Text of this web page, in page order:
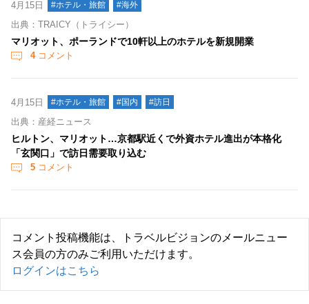
4月15日 #ホテル・旅館 #海外
出典：TRAICY（トライシー）
マリオット、ポーランドで10軒以上のホテルを新規開業
4コメント
4月15日 #ホテル・旅館 #国内 #訪日
出典：産経ニュース
ヒルトン、マリオット…京都駅近くで外資ホテル進出が本格化
「玄関口」で訪日需要取り込む
5 コメント
コメント投稿機能は、トラベルビジョンのメールニュー
ス会員の方のみご利用いただけます。
ログインはこちら